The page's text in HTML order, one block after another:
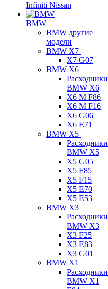
Infiniti Nissan
BMW
BMW другие
модели
BMW X7
X7 G07
BMW X6
Расходники
BMW X6
X6 M F86
X6 M F16
X6 G06
X6 E71
BMW X5
Расходники
BMW X5
X5 G05
X5 F85
X5 F15
X5 E70
X5 E53
BMW X3
Расходники
BMW X3
X3 F25
X3 E83
X3 G01
BMW X1
Расходники
BMW X1